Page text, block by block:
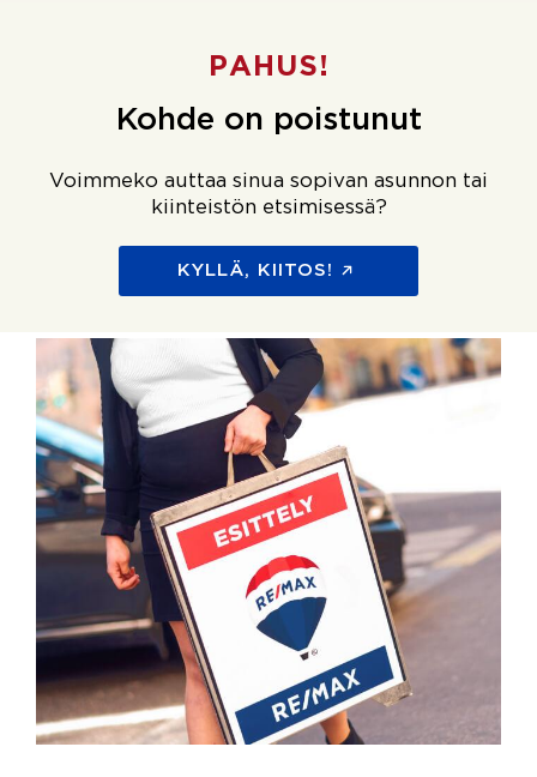
PAHUS!
Kohde on poistunut
Voimmeko auttaa sinua sopivan asunnon tai
kiinteistön etsimisessä?
KYLLÄ, KIITOS!